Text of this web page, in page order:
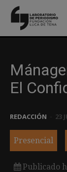
El
REDACCIÓN 23
Presencial
Publicado